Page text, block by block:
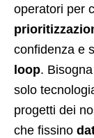
operatori per
confidenza e
loop.
solo
progetti dei
che fissino